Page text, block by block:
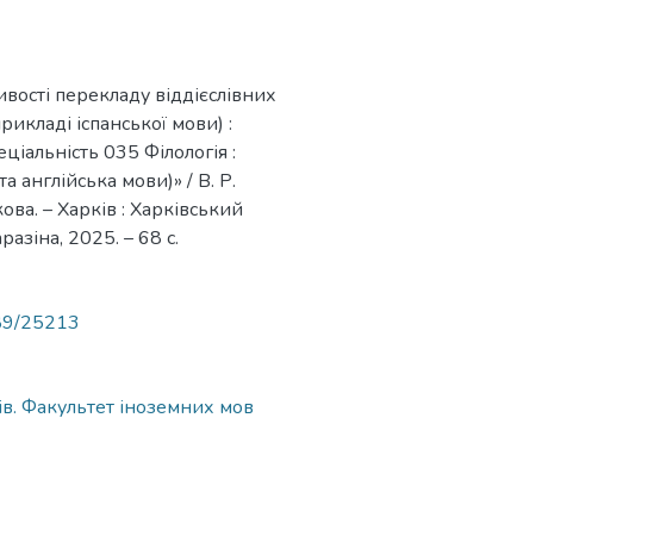
перекладу віддієслівних
іспанської мови) :
035 Філологія :
англійська мови)» / В. Р.
– Харків : Харківський
2025. – 68 с.
25213
Факультет іноземних мов